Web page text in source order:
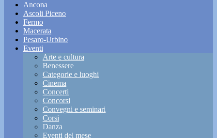
Ancona
Ascoli Piceno
Fermo
Macerata
Pesaro-Urbino
Eventi
Arte e cultura
Benessere
Categorie e luoghi
Cinema
Concerti
Concorsi
Convegni e seminari
Corsi
Danza
Eventi del mese